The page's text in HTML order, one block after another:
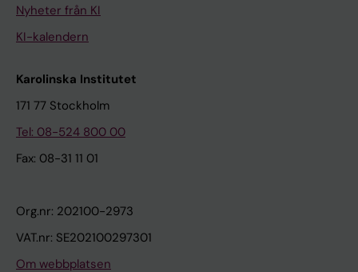
Nyheter från KI
KI-kalendern
Karolinska Institutet
171 77 Stockholm
Tel: 08-524 800 00
Fax: 08-31 11 01
Org.nr: 202100-2973
VAT.nr: SE202100297301
Om webbplatsen